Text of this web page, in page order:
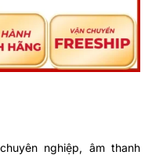
nghiệp, âm thanh